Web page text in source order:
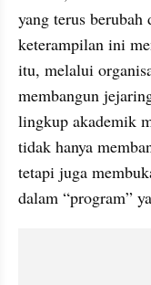
yang terus
keterampilan ini
itu, melalui
membangun
lingkup akademik
tidak hanya
tetapi juga
dalam “program”